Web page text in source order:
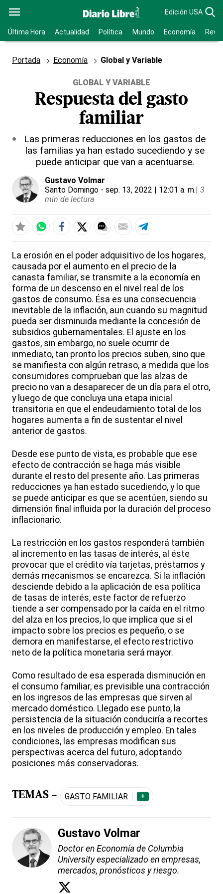
Edición USA
Última Hora Actualidad Política Mundo Economía
Portada Economía Global y Variable
GLOBAL Y VARIABLE
Respuesta del gasto
familiar
Las primeras reducciones en los gastos de
las familias ya han estado sucediendo y se
puede anticipar que van a acentuarse.
Gustavo Volmar
Santo Domingo - sep. 13, 2022 | 12:01 a. m.| 3
min de lectura
La erosión en el poder adquisitivo de los hogares,
causada por el aumento en el precio de la
canasta familiar, se transmite a la economía en
forma de un descenso en el nivel real de los
gastos de consumo. Ésa es una consecuencia
inevitable de la inflación, aun cuando su magnitud
pueda ser disminuida mediante la concesión de
subsidios gubernamentales. El ajuste en los
gastos, sin embargo, no suele ocurrir de
inmediato, tan pronto los precios suben, sino que
se manifiesta con algún retraso, a medida que los
consumidores comprueban que las alzas de
precio no van a desaparecer de un día para el otro,
y luego de que concluya una etapa inicial
transitoria en que el endeudamiento total de los
hogares aumenta a fin de sustentar el nivel
anterior de gastos.
Desde ese punto de vista, es probable que ese
efecto de contracción se haga más visible
durante el resto del presente año. Las primeras
reducciones ya han estado sucediendo, y lo que
se puede anticipar es que se acentúen, siendo su
dimensión final influida por la duración del proceso
inflacionario.
La restricción en los gastos responderá también
al incremento en las tasas de interés, al éste
provocar que el crédito vía tarjetas, préstamos y
demás mecanismos se encarezca. Si la inflación
desciende debido a la aplicación de esa política
de tasas de interés, este factor de refuerzo
tiende a ser compensado por la caída en el ritmo
del alza en los precios, lo que implica que si el
impacto sobre los precios es pequeño, o se
demora en manifestarse, el efecto restrictivo
neto de la política monetaria será mayor.
Como resultado de esa esperada disminución en
el consumo familiar, es previsible una contracción
en los ingresos de las empresas que sirven al
mercado doméstico. Llegado ese punto, la
persistencia de la situación conduciría a recortes
en los niveles de producción y empleo. En tales
condiciones, las empresas modifican sus
perspectivas acerca del futuro, adoptando
posiciones más conservadoras.
TEMAS - GASTO FAMILIAR +
Gustavo Volmar
Doctor en Economía de Columbia
University especializado en empresas,
mercados, pronósticos y riesgo.